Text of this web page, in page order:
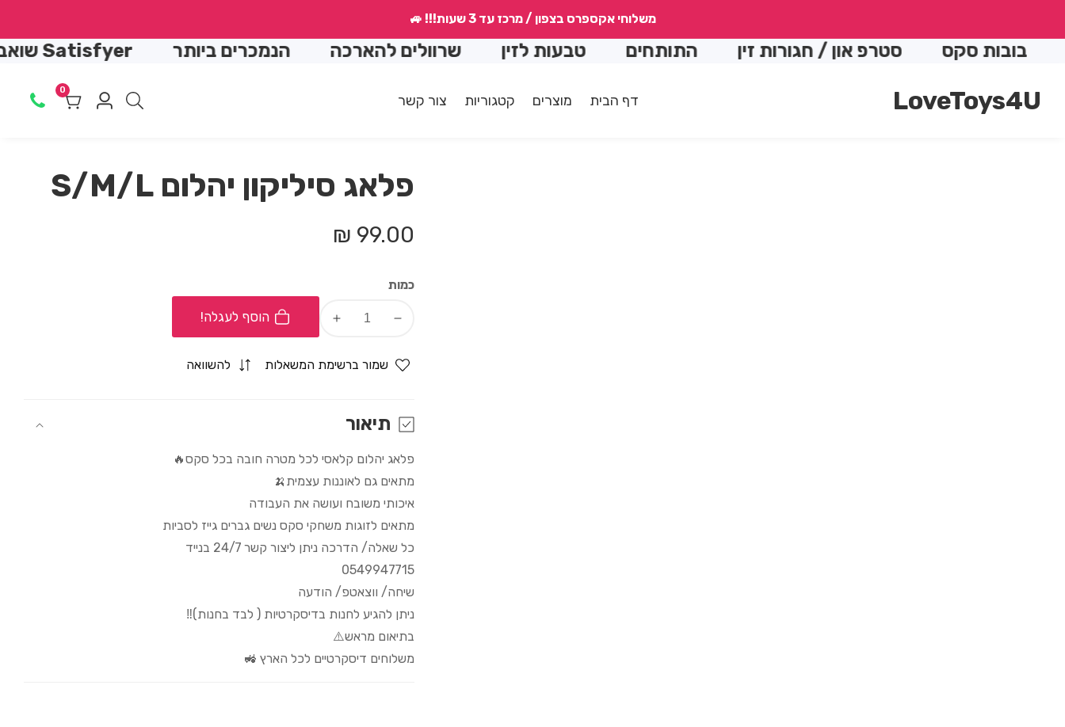
משלוחי אקספרס בצפון / מרכז עד 3 שעות!!! 🚙
בובות סקס סטרפ און / חגורות זין התותחים טבעות לזין שרוולים להארכה הנמכרים ביותר Satisfyer שואב יונק
LoveToys4U דף הבית מוצרים קטגוריות צור קשר
Log
0
0
מוצרים
פלאג סיליקון יהלום S/M/L
מחיר
99.00 ₪
כמות
Decrease
for
יהלום
S/M/L
Increase
for
הוסף לעגלה!
שמור ברשימת המשאלות להשוואה
תיאור
פלאג יהלום קלאסי לכל מטרה חובה בכל סקס🔥
מתאים גם לאוננות עצמית🍌
איכותי משובח ועושה את העבודה
מתאים לזוגות משחקי סקס נשים גברים גייז לסביות
כל שאלה/ הדרכה ניתן ליצור קשר 24/7 בנייד
0549947715
שיחה/ ווצאטפ/ הודעה
ניתן להגיע לחנות בדיסקרטיות ( לבד בחנות)‼️
בתיאום מראש⚠️
משלוחים דיסקרטיים לכל הארץ 🚜